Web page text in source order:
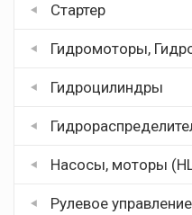
Стартер
Гидромоторы,
Гидроцилиндры
Насосы, моторы
Рулевое